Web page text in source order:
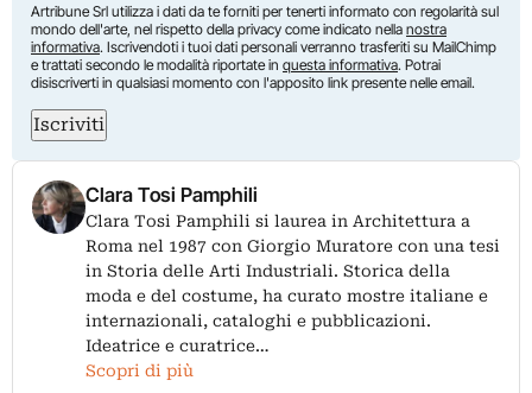
Artribune Srl utilizza i dati da te forniti per tenerti informato con regolarità sul
mondo dell'arte, nel rispetto della privacy come indicato nella nostra
informativa. Iscrivendoti i tuoi dati personali verranno trasferiti su MailChimp
e trattati secondo le modalità riportate in questa informativa. Potrai
disiscriverti in qualsiasi momento con l'apposito link presente nelle email.
Iscriviti
Clara Tosi Pamphili
Clara Tosi Pamphili si laurea in Architettura a
Roma nel 1987 con Giorgio Muratore con una tesi
in Storia delle Arti Industriali. Storica della
moda e del costume, ha curato mostre italiane e
internazionali, cataloghi e pubblicazioni.
Ideatrice e curatrice…
Scopri di più